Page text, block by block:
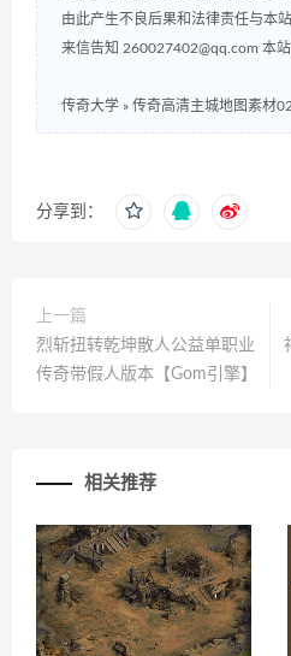
由此产生不良后果和法律责任与本
来信告知 260027402@qq.com 本
传奇大学 » 传奇高清主城地图素材
分享到：
上一篇
烈斩扭转乾坤散人公益单职业
传奇带假人版本【Gom引擎】
相关推荐